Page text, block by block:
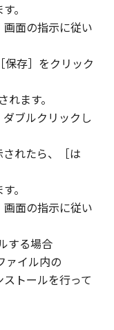
米国政府の機
様が米国政
下の規定が適
a "commercial
C.F.R.
as such
(Sept 1995).
48 C.F.R.
1995),
acquire
set
Canon
Ohta-ku,
とは、
ウェア」を
。
面の指示に従い
保存］をクリック
ます。
ブルクリックし
れたら、［は
。
面の指示に従い
する場合
ァイル内の
トールを行って